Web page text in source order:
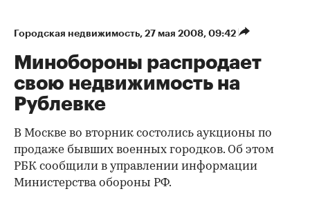
Городская недвижимость⁠, 27 мая 2008, 09:42
Минобороны распродает
свою недвижимость на
Рублевке
В Москве во вторник состолись аукционы по
продаже бывших военных городков. Об этом
РБК сообщили в управлении информации
Министерства обороны РФ.